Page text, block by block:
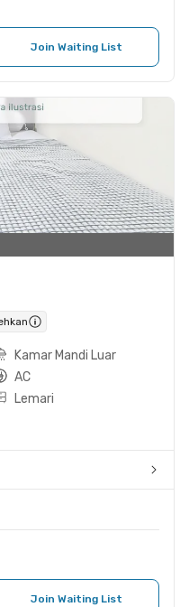
Join Waiting List
Kamar Mandi Luar
AC
Lemari
Join Waiting List